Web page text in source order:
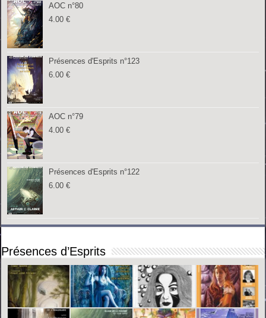
AOC n°80
4.00€
Présences d'Esprits n°123
6.00€
AOC n°79
4.00€
Présences d'Esprits n°122
6.00€
Présences d’Esprits